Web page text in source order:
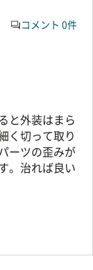
コメント 0件
と外装はまら
く切って取り
ーツの歪みが
。治れば良い